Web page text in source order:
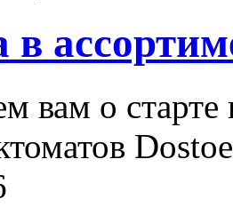
вам о старте